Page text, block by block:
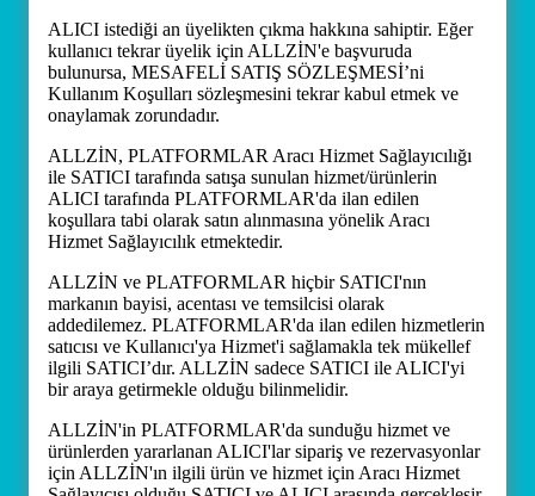
ALICI istediği an üyelikten çıkma hakkına sahiptir. Eğer
kullanıcı tekrar üyelik için ALLZİN'e başvuruda
bulunursa, MESAFELİ SATIŞ SÖZLEŞMESİ’ni
Kullanım Koşulları sözleşmesini tekrar kabul etmek ve
onaylamak zorundadır.
ALLZİN, PLATFORMLAR Aracı Hizmet Sağlayıcılığı
ile SATICI tarafında satışa sunulan hizmet/ürünlerin
ALICI tarafında PLATFORMLAR'da ilan edilen
koşullara tabi olarak satın alınmasına yönelik Aracı
Hizmet Sağlayıcılık etmektedir.
ALLZİN ve PLATFORMLAR hiçbir SATICI'nın
markanın bayisi, acentası ve temsilcisi olarak
addedilemez. PLATFORMLAR'da ilan edilen hizmetlerin
satıcısı ve Kullanıcı'ya Hizmet'i sağlamakla tek mükellef
ilgili SATICI’dır. ALLZİN sadece SATICI ile ALICI'yi
bir araya getirmekle olduğu bilinmelidir.
ALLZİN'in PLATFORMLAR'da sunduğu hizmet ve
ürünlerden yararlanan ALICI'lar sipariş ve rezervasyonlar
için ALLZİN'ın ilgili ürün ve hizmet için Aracı Hizmet